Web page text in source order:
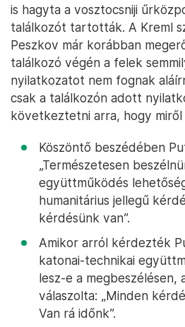
is hagyta a vosztocsniji
találkozót tartották. A Kreml
Peszkov már korábban
találkozó végén a felek
nyilatkozatot nem fognak
csak a találkozón adott
következtetni arra, hogy
Köszöntő beszédében
„Természetesen
együttműködés
humanitárius jellegű
kérdésünk van”.
Amikor arról kérdezték
katonai-technikai
lesz-e a megbeszélésen,
válaszolta: „Minden
Van rá időnk”.